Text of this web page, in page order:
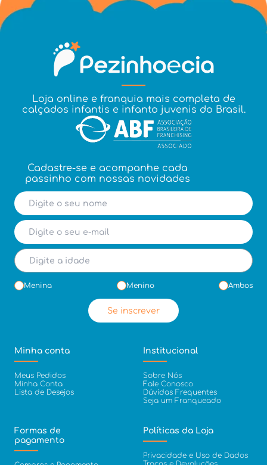
Loja online e franquia mais completa de
calçados infantis e infanto juvenis do Brasil.
Cadastre-se e acompanhe cada
passinho com nossas novidades
Menina Menino Ambos
Se inscrever
Minha conta
Meus Pedidos
Minha Conta
Lista de Desejos
Institucional
Sobre Nós
Fale Conosco
Dúvidas Frequentes
Seja um Franqueado
Formas de
pagamento
Políticas da Loja
Privacidade e Uso de Dados